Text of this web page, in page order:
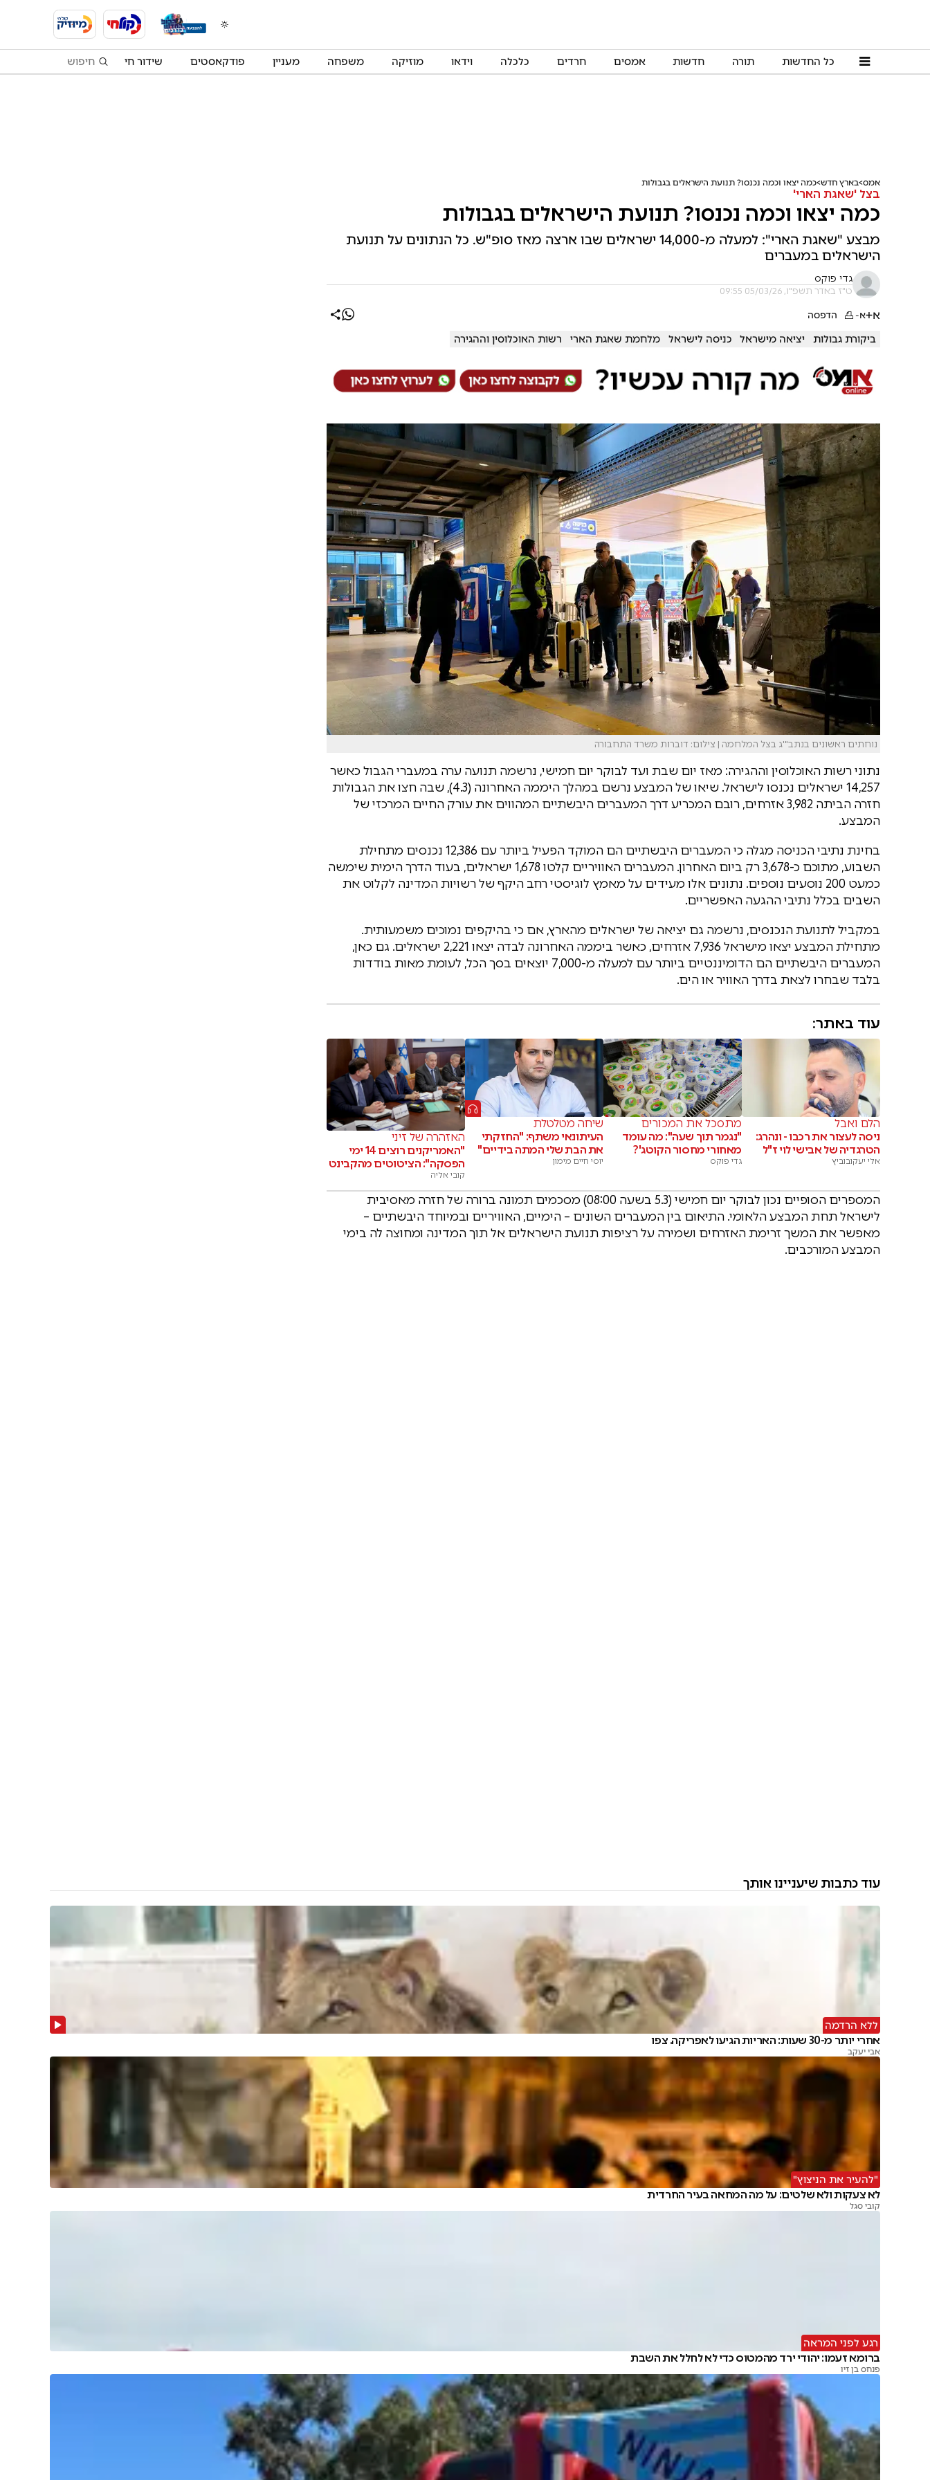
כל החדשות תורה חדשות אמסים חרדים כלכלה וידאו מוזיקה משפחה מעניין פודקאסטים שידור חי
אמס בארץ חדש כמה יצאו וכמה נכנסו? תנועת הישראלים בגבולות
בצל 'שאגת הארי'
כמה יצאו וכמה נכנסו? תנועת הישראלים בגבולות
מבצע "שאגת הארי": למעלה מ-14,000 ישראלים שבו ארצה מאז סופ"ש. כל הנתונים על תנועת
הישראלים במעברים
גדי פוקס
ט"ז באדר תשפ"ו, 05/03/26 09:55
א+א- הדפסה
ביקורת גבולות יציאה מישראל כניסה לישראל מלחמת שאגת הארי רשות האוכלוסין וההגירה
נוחתים ראשונים בנתב"'ג בצל המלחמה | צילום: דוברות משרד התחבורה
נתוני רשות האוכלוסין וההגירה: מאז יום שבת ועד לבוקר יום חמישי, נרשמה תנועה ערה במעברי הגבול כאשר
14,257 ישראלים נכנסו לישראל. שיאו של המבצע נרשם במהלך היממה האחרונה (4.3), שבה חצו את הגבולות
חזרה הביתה 3,982 אזרחים, רובם המכריע דרך המעברים היבשתיים המהווים את עורק החיים המרכזי של
המבצע.
בחינת נתיבי הכניסה מגלה כי המעברים היבשתיים הם המוקד הפעיל ביותר עם 12,386 נכנסים מתחילת
השבוע, מתוכם כ-3,678 רק ביום האחרון. המעברים האוויריים קלטו 1,678 ישראלים, בעוד הדרך הימית שימשה
כמעט 200 נוסעים נוספים. נתונים אלו מעידים על מאמץ לוגיסטי רחב היקף של רשויות המדינה לקלוט את
השבים בכלל נתיבי ההגעה האפשריים.
במקביל לתנועת הנכנסים, נרשמה גם יציאה של ישראלים מהארץ, אם כי בהיקפים נמוכים משמעותית.
מתחילת המבצע יצאו מישראל 7,936 אזרחים, כאשר ביממה האחרונה לבדה יצאו 2,221 ישראלים. גם כאן,
המעברים היבשתיים הם הדומיננטיים ביותר עם למעלה מ-7,000 יוצאים בסך הכל, לעומת מאות בודדות
בלבד שבחרו לצאת בדרך האוויר או הים.
עוד באתר:
הלם ואבל
ניסה לעצור את רכבו - ונהרג:
הטרגדיה של אבישי לוי ז"ל
אלי יעקובוביץ
מתסכל את המכורים
"נגמר תוך שעה": מה עומד
מאחורי מחסור הקוטג'?
גדי פוקס
שיחה מטלטלת
העיתונאי משתף: "החזקתי
את הבת שלי המתה בידיים"
יוסי חיים מימון
האזהרה של זיני
"האמריקנים רוצים 14 ימי
הפסקה": הציטוטים מהקבינט
קובי אליה
המספרים הסופיים נכון לבוקר יום חמישי (5.3 בשעה 08:00) מסכמים תמונה ברורה של חזרה מאסיבית
לישראל תחת המבצע הלאומי. התיאום בין המעברים השונים – הימיים, האוויריים ובמיוחד היבשתיים –
מאפשר את המשך זרימת האזרחים ושמירה על רציפות תנועת הישראלים אל תוך המדינה ומחוצה לה בימי
המבצע המורכבים.
עוד כתבות שיעניינו אותך
ללא הרדמה
אחרי יותר מ-30 שעות: האריות הגיעו לאפריקה. צפו
אבי יעקב
"להעיר את הניצוץ"
לא צעקות ולא שלטים: על מה המחאה בעיר החרדית
קובי סגל
רגע לפני המראה
ברומא זעמו: יהודי ירד מהמטוס כדי לא לחלל את השבת
פנחס בן זיו